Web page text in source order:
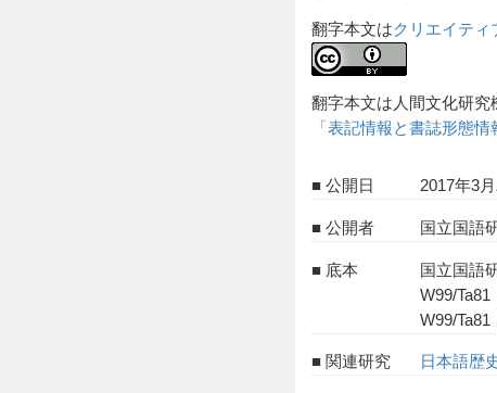
翻字本文はクリエイティ
翻字本文は人間文化研究
「表記情報と書誌形態
公開日 2017年3月
公開者 国立国語
底本
国立国語
W99/
W99/Ta81
関連研究 日本語歴